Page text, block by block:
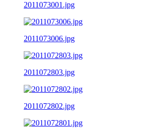
2011073001.jpg
2011073006.jpg
2011072803.jpg
2011072802.jpg